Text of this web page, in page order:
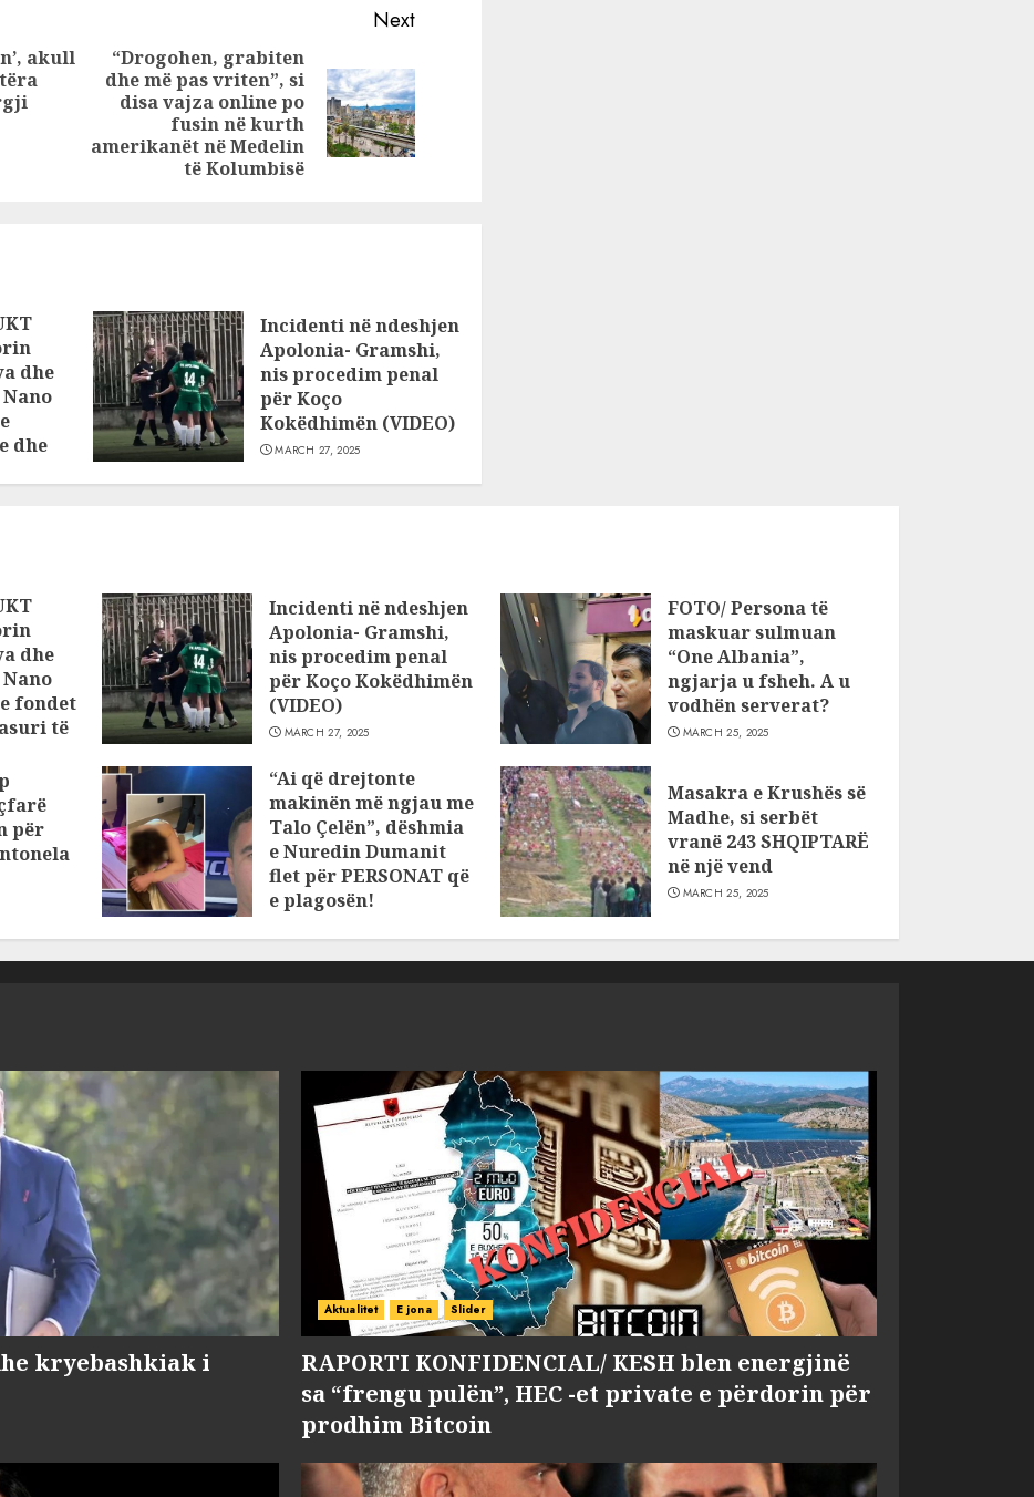
Fran
zona malore!
Previous
post:
akull
Next
Next
post:
“Drogohen, grabiten
dhe më pas vriten”, si
disa vajza online po
fusin në kurth
amerikanët në Medelin
të Kolumbisë
dhe
Nano
dhe
Incidenti në ndeshjen
Apolonia- Gramshi,
nis procedim penal
për Koço
Kokëdhimën (VIDEO)
MARCH 27, 2025
dhe
Nano
fondet
të
Incidenti në ndeshjen
Apolonia- Gramshi,
nis procedim penal
për Koço Kokëdhimën
(VIDEO)
MARCH 27, 2025
FOTO/ Persona të
maskuar sulmuan
“One Albania”,
ngjarja u fsheh. A u
vodhën serverat?
MARCH 25, 2025
për
“Ai që drejtonte
makinën më ngjau me
Talo Çelën”, dëshmia
e Nuredin Dumanit
flet për PERSONAT që
e plagosën!
Masakra e Krushës së
Madhe, si serbët
vranë 243 SHQIPTARË
në një vend
MARCH 25, 2025
kryebashkiak i
Aktualitet E jona Slider
RAPORTI KONFIDENCIAL/ KESH blen energjinë
sa “frengu pulën”, HEC -et private e përdorin për
prodhim Bitcoin